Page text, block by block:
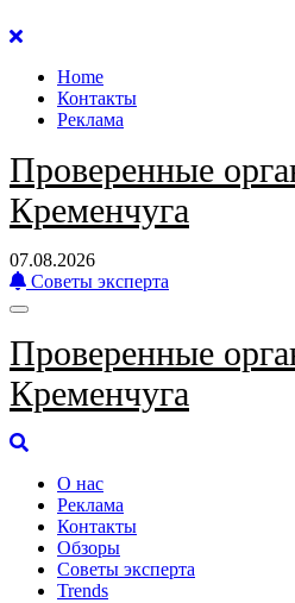
Перейти
содержанию
Home
Контакты
Реклама
Проверенные
Кременчуга
07.08.2026
Советы эксперта
Проверенные
Кременчуга
О нас
Реклама
Контакты
Обзоры
Советы эксперта
Trends